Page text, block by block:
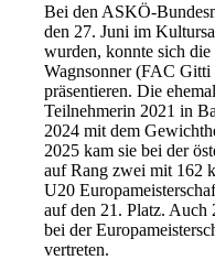
Bei den ASKÖ-
den 27. Juni im
wurden, konnte sich
Wagnsonner (FAC
präsentieren. Die
Teilnehmerin 2021 in
2024 mit dem
2025 kam sie bei der
auf Rang zwei mit 162
U20
auf den 21. Platz.
bei der
vertreten.